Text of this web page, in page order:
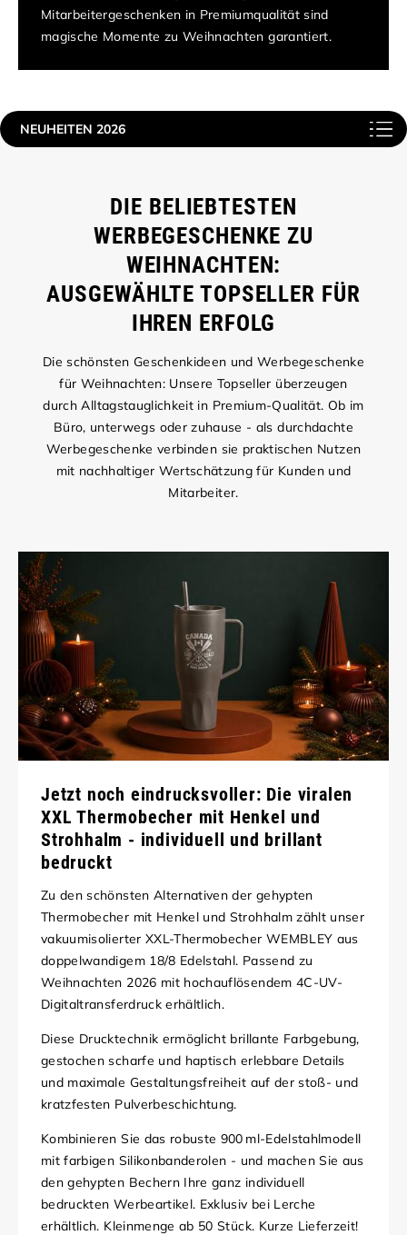
Mitarbeitergeschenken in Premiumqualität sind
magische Momente zu Weihnachten garantiert.
NEUHEITEN 2026
DIE BELIEBTESTEN
WERBEGESCHENKE ZU
WEIHNACHTEN:
AUSGEWÄHLTE TOPSELLER FÜR
IHREN ERFOLG
Die schönsten Geschenkideen und Werbegeschenke
für Weihnachten: Unsere Topseller überzeugen
durch Alltagstauglichkeit in Premium-Qualität. Ob im
Büro, unterwegs oder zuhause - als durchdachte
Werbegeschenke verbinden sie praktischen Nutzen
mit nachhaltiger Wertschätzung für Kunden und
Mitarbeiter.
Jetzt noch eindrucksvoller: Die viralen
XXL Thermobecher mit Henkel und
Strohhalm - individuell und brillant
bedruckt
Zu den schönsten Alternativen der gehypten
Thermobecher mit Henkel und Strohhalm zählt unser
vakuumisolierter XXL-Thermobecher WEMBLEY aus
doppelwandigem 18/8 Edelstahl. Passend zu
Weihnachten 2026 mit hochauflösendem 4C-UV-
Digitaltransferdruck erhältlich.
Diese Drucktechnik ermöglicht brillante Farbgebung,
gestochen scharfe und haptisch erlebbare Details
und maximale Gestaltungsfreiheit auf der stoß- und
kratzfesten Pulverbeschichtung.
Kombinieren Sie das robuste 900 ml-Edelstahlmodell
mit farbigen Silikonbanderolen - und machen Sie aus
den gehypten Bechern Ihre ganz individuell
bedruckten Werbeartikel. Exklusiv bei Lerche
erhältlich. Kleinmenge ab 50 Stück. Kurze Lieferzeit!